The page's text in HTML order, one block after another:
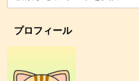
プロフィール